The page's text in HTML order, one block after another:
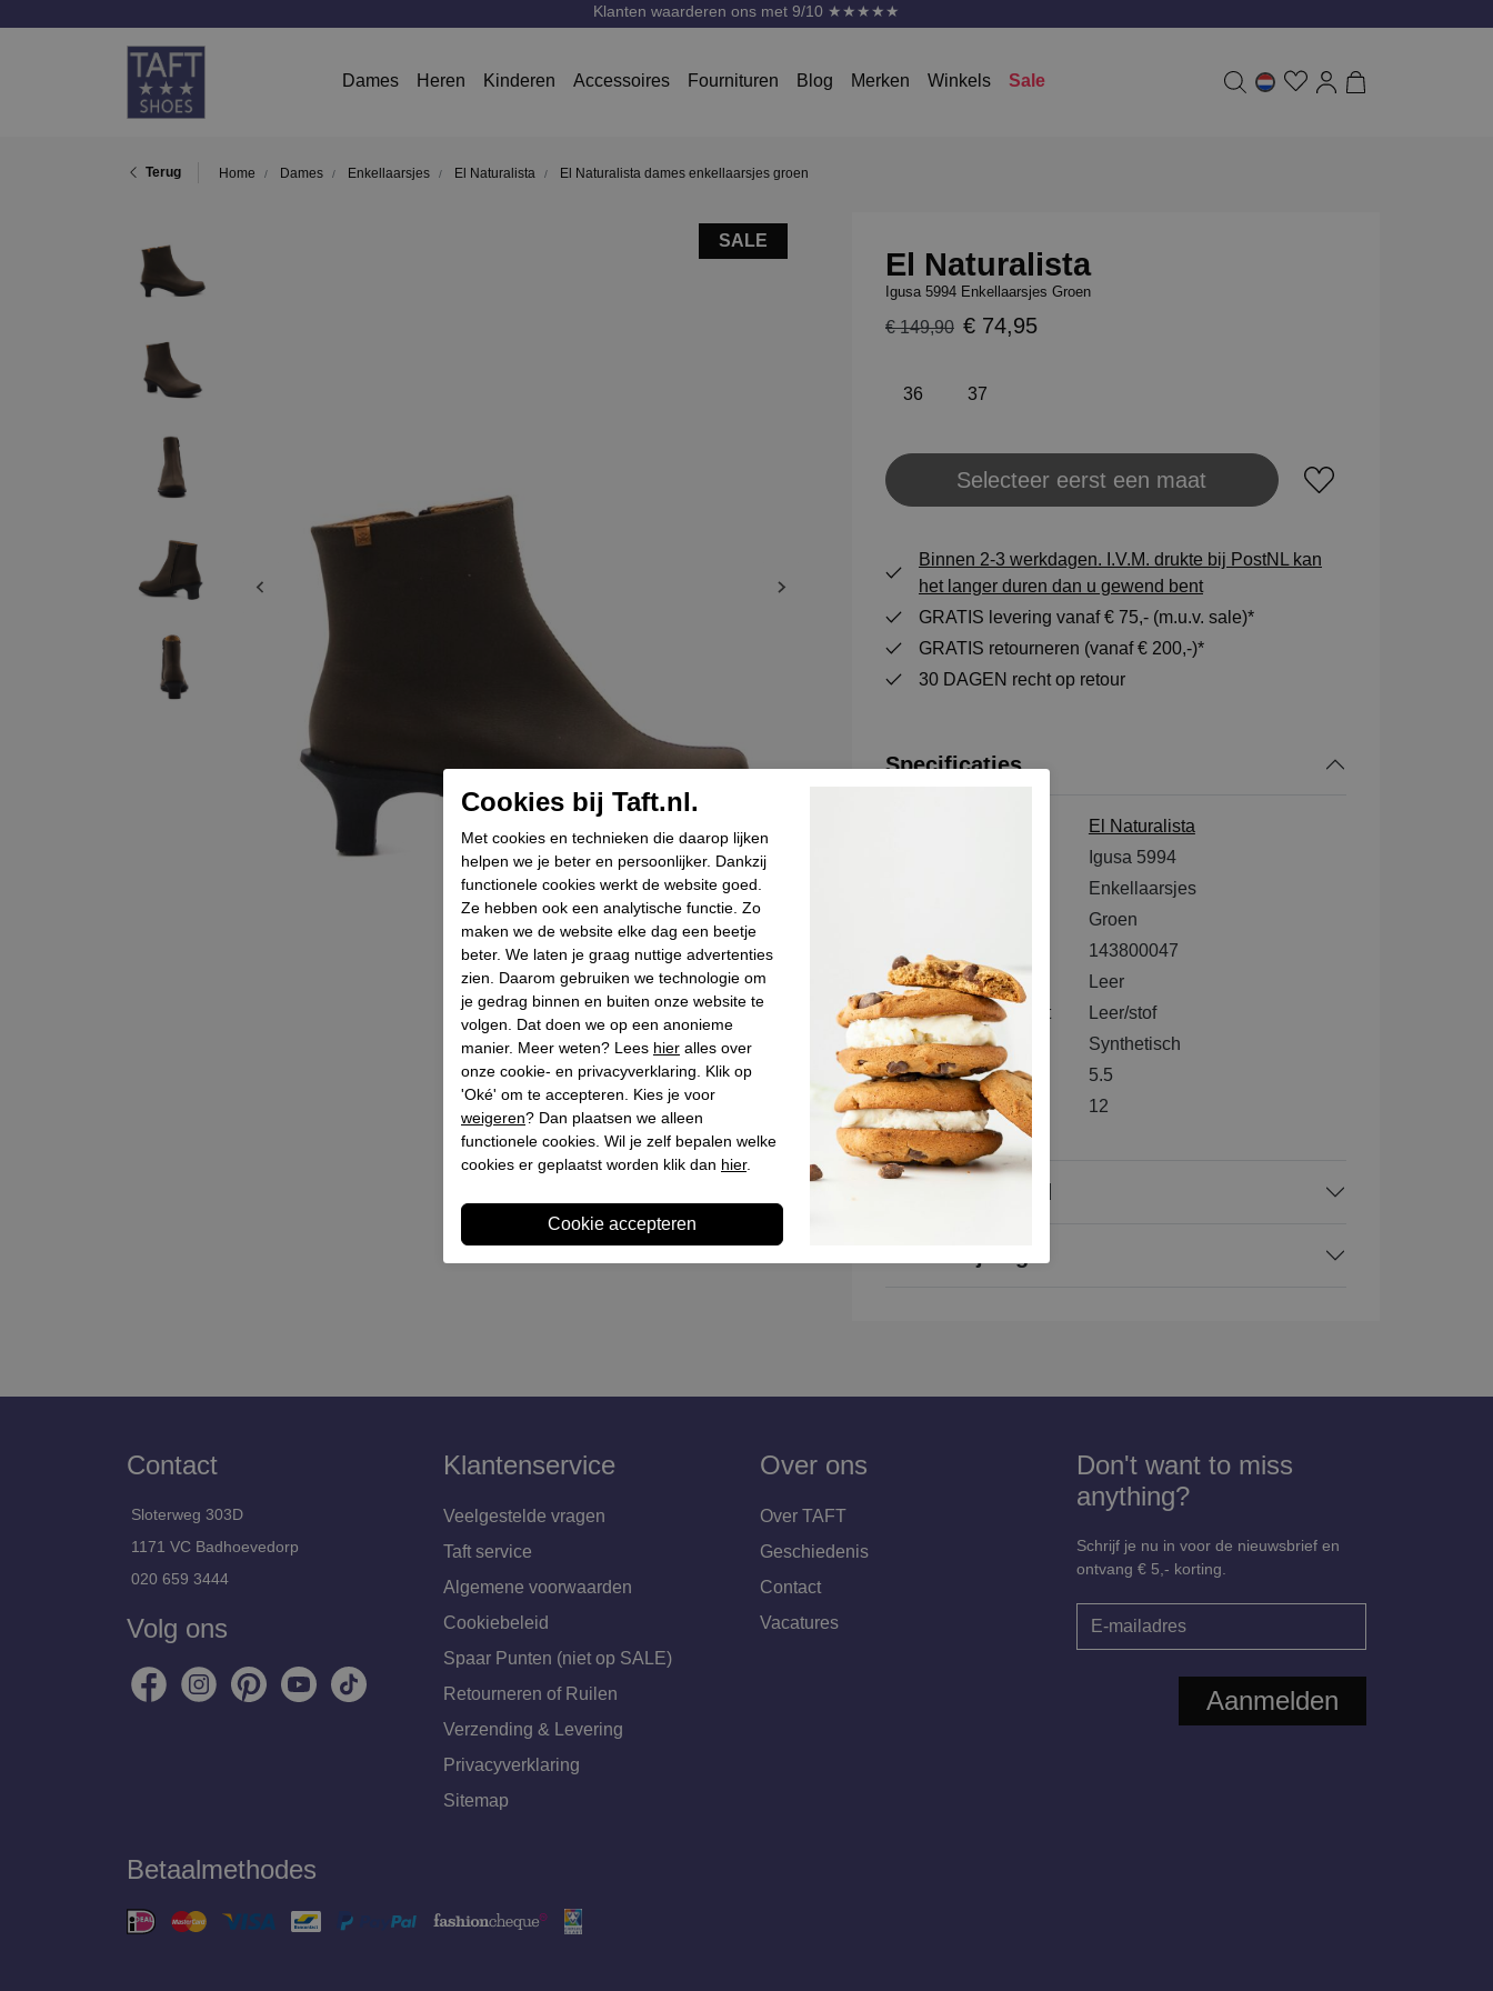
Klanten waarderen ons met 9/10 ★★★★★
Dames Heren Kinderen Accessoires Fournituren Blog Merken Winkels Sale
Terug Home Dames Enkellaarsjes El Naturalista El Naturalista dames enkellaarsjes groen
SALE
El Naturalista
Igusa 5994 Enkellaarsjes Groen
€ 149,90 € 74,95
36 37
Plaats in winkeltas
Selecteer eerst een maat
Binnen 2-3 werkdagen. I.V.M. drukte bij PostNL kan
het langer duren dan u gewend bent
GRATIS levering vanaf € 75,- (m.u.v. sale)*
GRATIS retourneren (vanaf € 200,-)*
30 DAGEN recht op retour
Specificaties
El Naturalista
Igusa 5994
Enkellaarsjes
Groen
Bestelcode
143800047
Materiaal buitenkant
Leer
Materiaal binnenkant
Leer/stof
Materiaal zool
Synthetisch
Hakhoogte
5.5
Schachthoogte
12
Contact
Sloterweg 303D
1171 VC Badhoevedorp
020 659 3444
Volg ons
Klantenservice
Veelgestelde vragen
Taft service
Algemene voorwaarden
Cookiebeleid
Spaar Punten (niet op SALE)
Retourneren of Ruilen
Verzending & Levering
Privacyverklaring
Sitemap
Over ons
Over TAFT
Geschiedenis
Contact
Vacatures
Don't want to miss
anything?
Schrijf je nu in voor de nieuwsbrief en
ontvang € 5,- korting.
Aanmelden
Betaalmethodes
Cookies bij Taft.nl.
Met cookies en technieken die daarop lijken
helpen we je beter en persoonlijker. Dankzij
functionele cookies werkt de website goed.
Ze hebben ook een analytische functie. Zo
maken we de website elke dag een beetje
beter. We laten je graag nuttige advertenties
zien. Daarom gebruiken we technologie om
je gedrag binnen en buiten onze website te
volgen. Dat doen we op een anonieme
manier. Meer weten? Lees hier alles over
onze cookie- en privacyverklaring. Klik op
'Oké' om te accepteren. Kies je voor
weigeren? Dan plaatsen we alleen
functionele cookies. Wil je zelf bepalen welke
cookies er geplaatst worden klik dan hier.